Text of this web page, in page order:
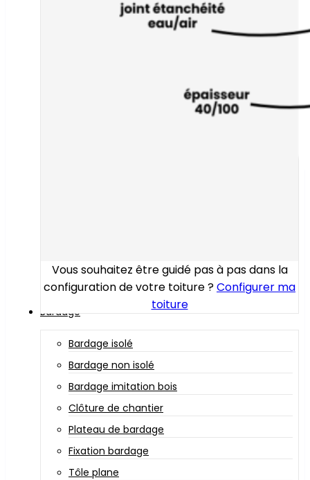
Vous souhaitez être guidé pas à pas dans la
configuration de votre toiture ?Configurer ma
toiture
Bardage
Bardage isolé
Bardage non isolé
Bardage imitation bois
Clôture de chantier
Plateau de bardage
Fixation bardage
Tôle plane